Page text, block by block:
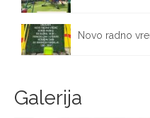
Novo radno
Galerija